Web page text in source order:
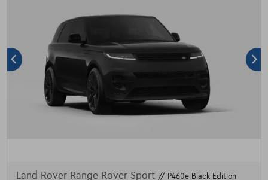
Land Rover Range Rover Sport // P460e Black Edition